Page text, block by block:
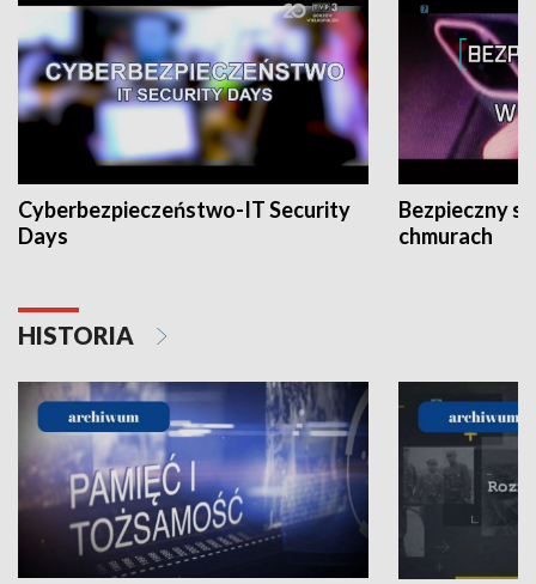
Cyberbezpieczeństwo-IT Security
Days
Bezpieczny
chmurach
HISTORIA